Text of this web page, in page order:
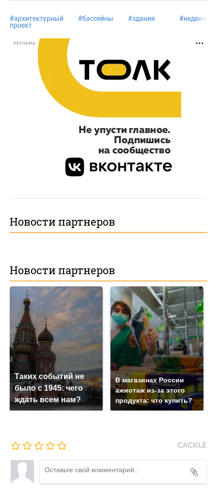
#архитектурный
проект
#бассейны #здания #
РЕКЛАМА
Новости партнеров
Новости партнеров
Таких событий не
было с 1945: чего
ждать всем нам?
В магазинах России
ажиотаж из-за этого
продукта: что купить?